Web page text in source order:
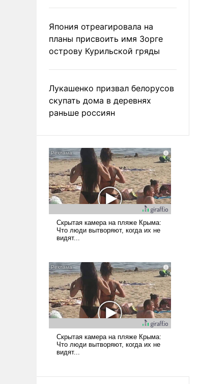
Япония отреагировала на
планы присвоить имя Зорге
острову Курильской гряды
Лукашенко призвал белорусов
скупать дома в деревнях
раньше россиян